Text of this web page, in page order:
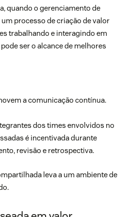
quando o gerenciamento de
processo de criação de valor
trabalhando e interagindo em
ser o alcance de melhores
a comunicação contínua.
dos times envolvidos no
é incentivada durante
revisão e retrospectiva.
leva a um ambiente de